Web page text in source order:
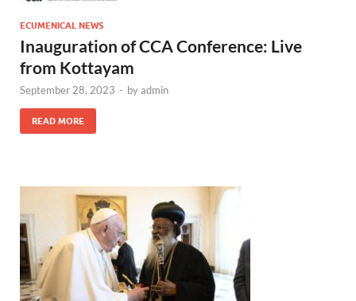
ECUMENICAL NEWS
Inauguration of CCA Conference: Live
from Kottayam
September 28, 2023 - byadmin
READ MORE